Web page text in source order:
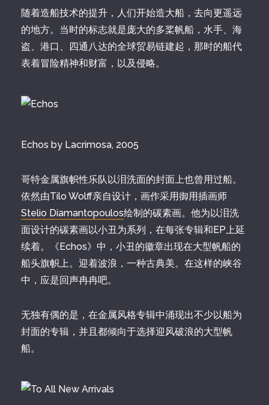
随着造船技术的提升，人们开始造大船，去向更遥远
的地方。当时的标志就是庞大的多桨帆船，水手、海
盗、港口、四通八达的全球贸易链建起，那时的船代
表着冒险精神和财富，以及侵略。
Echos by Lacrimosa, 2005
哥特金属旗帜性乐队以泪洗面的封面上也曾用过船。
依然由Tilo Wolff亲自设计，画作采用御用插画师
Stelio Diamantopoulos绘制的碳素画。他为以泪洗
面设计的碳素画以小丑为系列，在每张专辑和EP上延
续着。《Echos》中，小丑的徽章出现在大型帆船的
船头旗帜上。迎着波浪，一种古典美。在这样的峡谷
中，应是回声冉冉吧。
无独有偶的是，在金属风格专辑中涌现出不少以船为
封面的专辑，并且都倾向于选择迎风破浪的大型帆
船。